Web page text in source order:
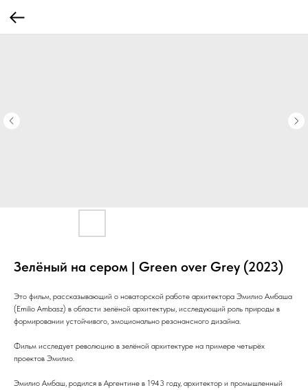
Зелёный на сером | Green over Grey (2023)
Это фильм, рассказывающий о новаторской работе архитектора Эмилио Амбаша
(Emilio Ambasz) в области зелёной архитектуры, исследующий роль природы в
формировании устойчивого, эмоционально резонансного дизайна.
Фильм исследует революцию в зелёной архитектуре на примере четырёх
проектов Эмилио.
Эмилио Амбаш, родился в Аргентине в 1943 году, архитектор и промышленный